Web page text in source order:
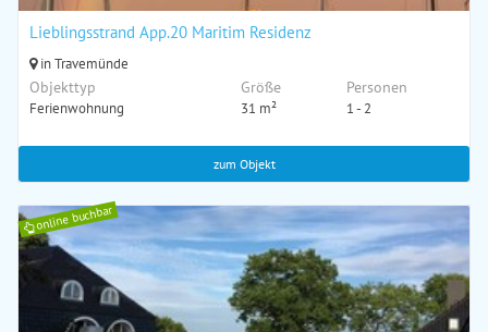
Lieblingsstrand App.20 Maritim Residenz
in Travemünde
Objekttyp
Ferienwohnung
Größe
31 m²
Personen
1 - 2
zum Objekt
online buchbar